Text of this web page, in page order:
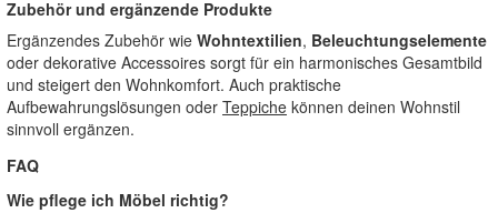
Zubehör und ergänzende Produkte
Ergänzendes Zubehör wie Wohntextilien, Beleuchtungselemente
oder dekorative Accessoires sorgt für ein harmonisches Gesamtbild
und steigert den Wohnkomfort. Auch praktische
Aufbewahrungslösungen oder Teppiche können deinen Wohnstil
sinnvoll ergänzen.
FAQ
Wie pflege ich Möbel richtig?